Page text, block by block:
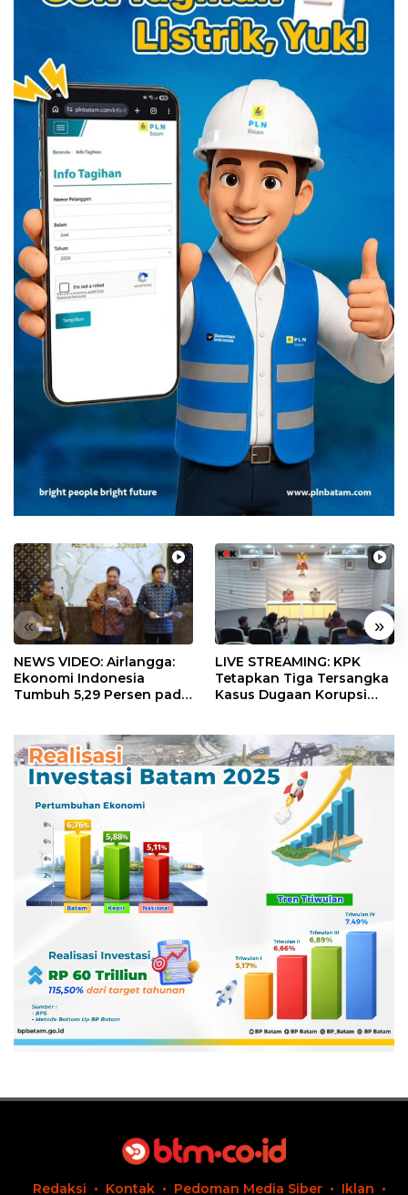
« »
NEWS VIDEO: Airlangga:
Ekonomi Indonesia
Tumbuh 5,29 Persen pada
LIVE STREAMING: KPK
Tetapkan Tiga Tersangka
Kasus Dugaan Korupsi
Redaksi Kontak Pedoman Media Siber Iklan